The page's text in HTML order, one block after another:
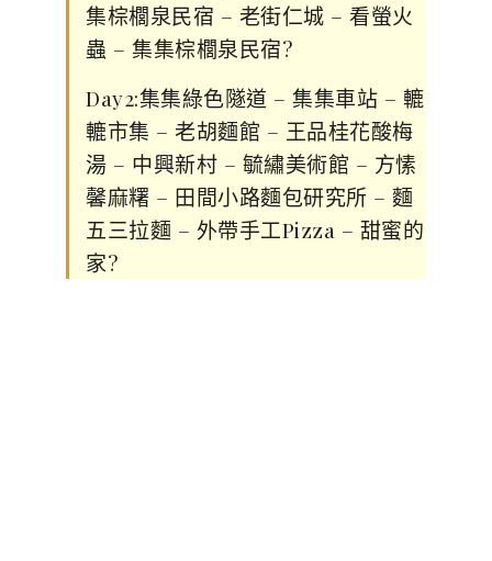
集棕櫚泉民宿 – 老街仁城 – 看螢火
蟲 – 集集棕櫚泉民宿?
Day2:集集綠色隧道 – 集集車站 – 轆
轆市集 – 老胡麵館 – 王品桂花酸梅
湯 – 中興新村 – 毓繡美術館 – 方愫
馨麻糬 – 田間小路麵包研究所 – 麵
五三拉麵 – 外帶手工Pizza – 甜蜜的
家?